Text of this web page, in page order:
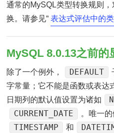
通常的MySQL类型转换规则
换。请参见“ 表达式评估中的
MySQL 8.0.13之前的
除了一个例外， DEFAULT
字常量；它不能是函数或表达
日期列的默认值设置为诸如
CURRENT_DATE 。唯一
TIMESTAMP 和